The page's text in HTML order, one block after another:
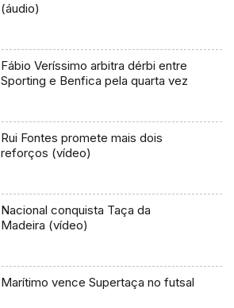
(áudio)
Fábio Veríssimo arbitra dérbi entre
Sporting e Benfica pela quarta vez
Rui Fontes promete mais dois
reforços (vídeo)
Nacional conquista Taça da
Madeira (vídeo)
Marítimo vence Supertaça no futsal